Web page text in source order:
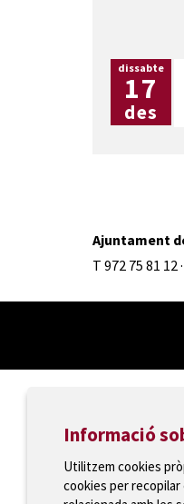
dissabte
17
des
Ajuntament
T 972 75 81
Informació
Utilitzem cookies
cookies per